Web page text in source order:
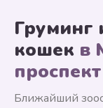
Груминг
кошек в
проспект
Ближайший